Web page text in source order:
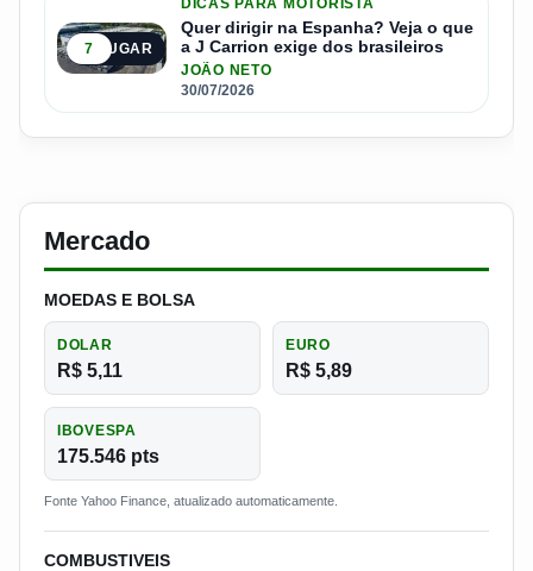
5º LUGAR
7
Quer dirigir na Espanha? Veja o que
a J Carrion exige dos brasileiros
JOÃO NETO
30/07/2026
Mercado
MOEDAS E BOLSA
DOLAR
R$ 5,11
EURO
R$ 5,89
IBOVESPA
175.546 pts
Fonte Yahoo Finance, atualizado automaticamente.
COMBUSTIVEIS